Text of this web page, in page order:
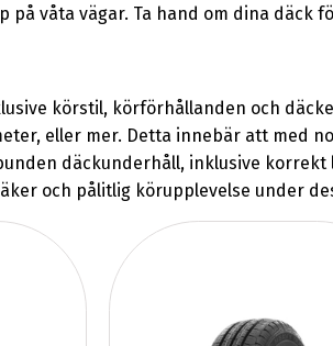
våta vägar. Ta hand om dina däck
körstil, körförhållanden och
eller mer. Detta innebär att med
däckunderhåll, inklusive
och pålitlig körupplevelse under